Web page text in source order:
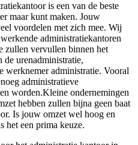
is een van de beste
maar kunt maken. Jouw
voordelen met zich mee. Wij
administratiekantoren
zullen vervullen binnen het
de urenadministratie,
werknemer administratie. Vooral
administratieve
worden.Kleine ondernemingen
hebben zullen bijna geen baat
Is jouw omzet wel hoog en
het een prima keuze.